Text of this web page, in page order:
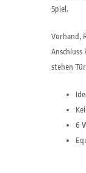
Spiel.
Vorhand,
stehen
6